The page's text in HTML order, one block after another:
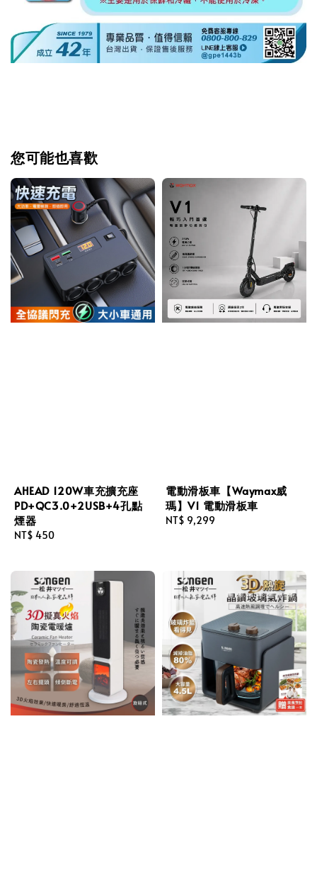
您可能也喜歡
AHEAD 120W車充擴充座
PD+QC3.0+2USB+4孔點
煙器
Regular
NT$ 450
電動滑板車【Waymax威
瑪】V1 電動滑板車
Regular
NT$ 9,299